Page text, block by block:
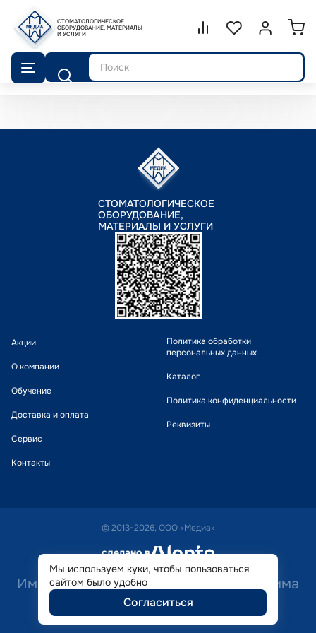
СТОМАТОЛОГИЧЕСКОЕ
ОБОРУДОВАНИЕ, МАТЕРИАЛЫ
И УСЛУГИ
Сравнение.
СписокВойти или
Поиск
СТОМАТОЛОГИЧЕСКОЕ
ОБОРУДОВАНИЕ,
МАТЕРИАЛЫ И УСЛУГИ
Акции
О компании
Обучение
Доставка и оплата
Сервис
Контакты
Политика обработки
персональных данных
Каталог
Политика конфиденциальности
Реквизиты
© 2013-2026, ООО «Медиа»
сделано в alente
Имеются противопоказания. Необходима
консультация специалиста.
Мы используем куки, чтобы пользоваться
сайтом было удобно
Согласиться